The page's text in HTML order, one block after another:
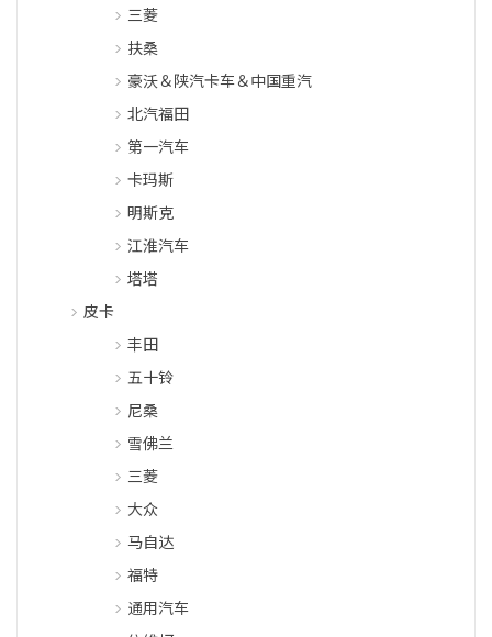
三菱
扶桑
豪沃＆陕汽卡车＆中国重汽
北汽福田
第一汽车
卡玛斯
明斯克
江淮汽车
塔塔
皮卡
丰田
五十铃
尼桑
雪佛兰
三菱
大众
马自达
福特
通用汽车